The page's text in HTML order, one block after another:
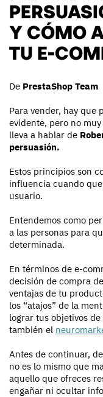
Y CÓMO
TU E-
De PrestaShop Team
Para vender, hay que
evidente, pero no
lleva a hablar de
persuasión.
Estos principios son
influencia cuando
usuario.
Entendemos como
a las personas para
determinada.
En términos de e-
decisión de compra
ventajas de tu
los “atajos” de la
lograr tus objetivos
también el
Antes de continuar,
no es lo mismo que
aquello que ofreces
engañar ni ocultar